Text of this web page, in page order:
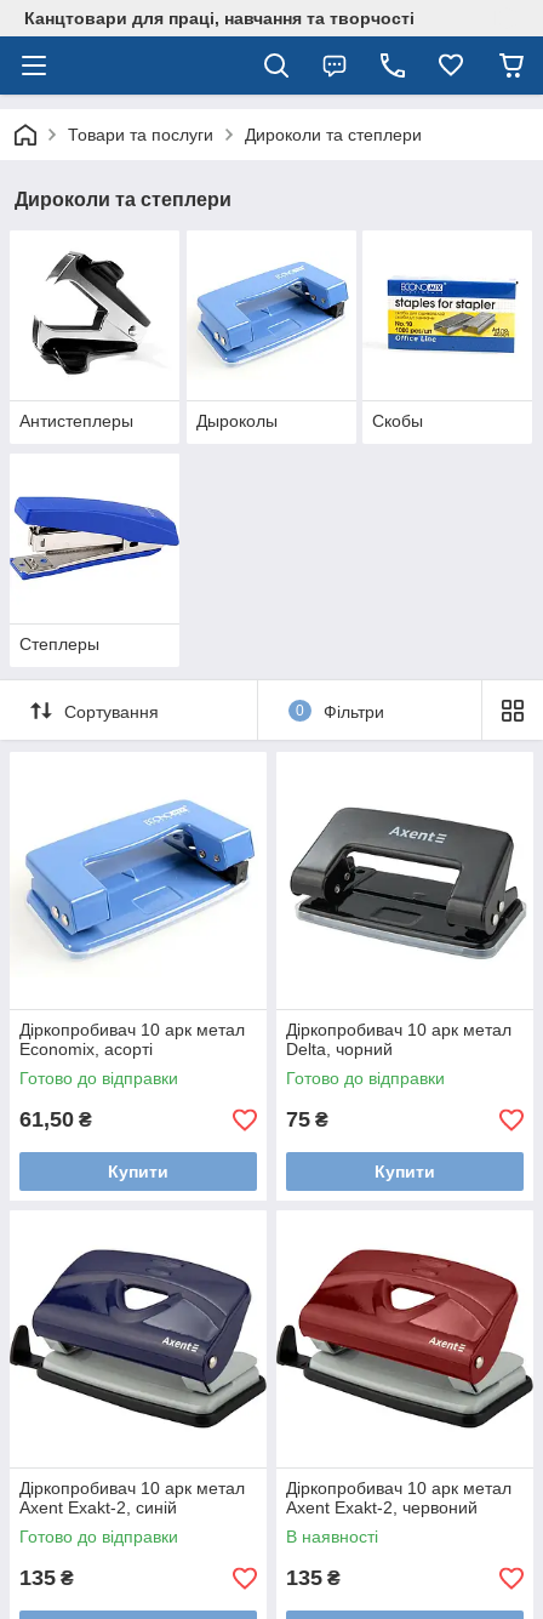
Канцтовари для працi, навчання та творчостi
Товари та послуги Дироколи та степлери
Дироколи та степлери
Антистеплеры Дыроколы Скобы
Степлеры
Сортування 0 Фільтри
Діркопробивач 10 арк метал
Economix, асорті
Готово до відправки
61,50 ₴
Купити
Діркопробивач 10 арк метал
Delta, чорний
Готово до відправки
75 ₴
Купити
Діркопробивач 10 арк метал
Axent Exakt-2, синій
Готово до відправки
135 ₴
Діркопробивач 10 арк метал
Axent Exakt-2, червоний
В наявності
135 ₴